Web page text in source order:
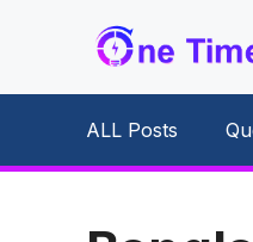
content
ALL Posts